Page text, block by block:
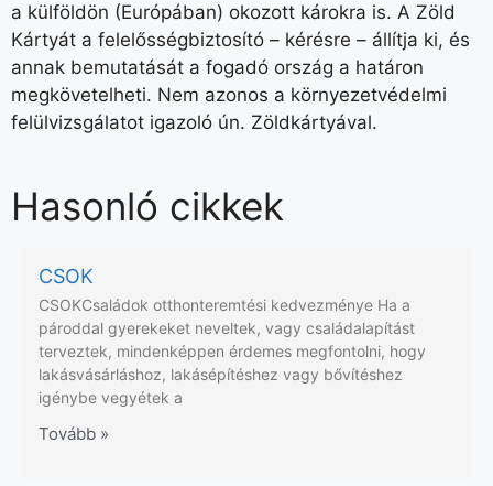
a külföldön (Európában) okozott károkra is. A Zöld
Kártyát a felelősségbiztosító – kérésre – állítja ki, és
annak bemutatását a fogadó ország a határon
megkövetelheti. Nem azonos a környezetvédelmi
felülvizsgálatot igazoló ún. Zöldkártyával.
Hasonló cikkek
CSOK
CSOKCsaládok otthonteremtési kedvezménye Ha a
pároddal gyerekeket neveltek, vagy családalapítást
terveztek, mindenképpen érdemes megfontolni, hogy
lakásvásárláshoz, lakásépítéshez vagy bővítéshez
igénybe vegyétek a
Tovább »